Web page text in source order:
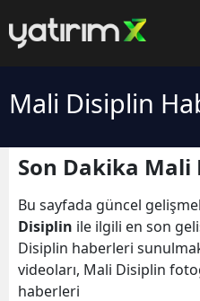
Mali Disiplin
Son Dakika
Bu sayfada güncel
Disiplin ile ilgili en son
Disiplin haberleri
videoları, Mali Disiplin
haberleri